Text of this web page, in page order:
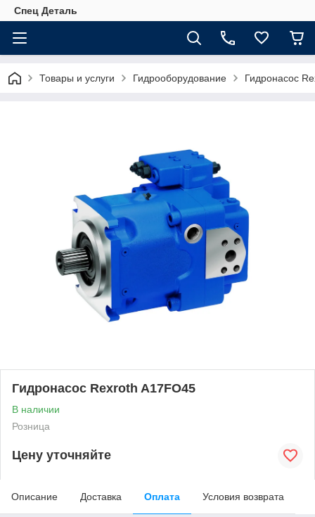
Спец Деталь
Товары и услуги Гидрооборудование Гидронасос
Гидронасос Rexroth A17FO45
В наличии
Розница
Цену уточняйте
Описание Доставка Оплата Условия возврата